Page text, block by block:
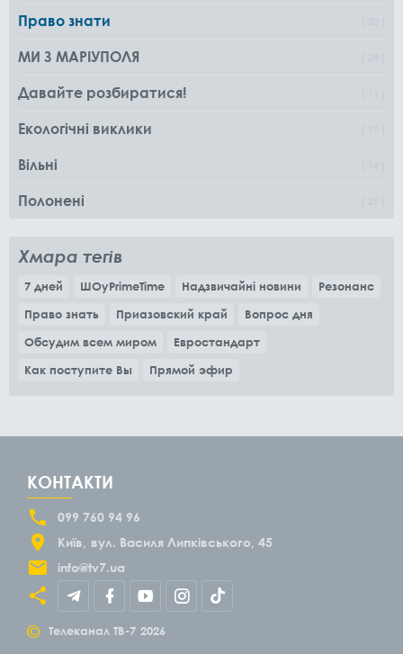
Право знати
МИ З МАРІУПОЛЯ
Давайте розбиратися!
Екологічні виклики
Вільні
Полонені
Хмара тегів
7 дней ШОуPrimeTime Надзвичайні новини
Резонанс
Право знать
Приазовский край
Вопрос дня
Обсудим всем миром
Евростандарт
Как поступите Вы
Прямой эфир
КОНТАКТИ
099 760 94 96
Київ
вул. Василя Липківського, 45
info@tv7.ua
© Телеканал ТВ-7 2026